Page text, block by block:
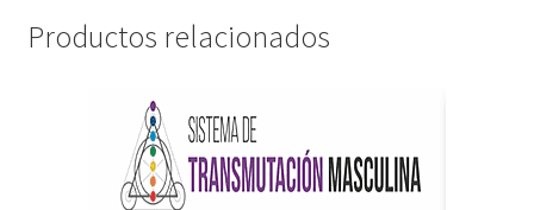
Productos relacionados